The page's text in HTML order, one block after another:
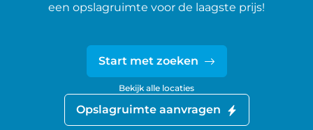
een opslagruimte voor de laagste prijs!
Start met zoeken
Bekijk alle locaties
Opslagruimte aanvragen